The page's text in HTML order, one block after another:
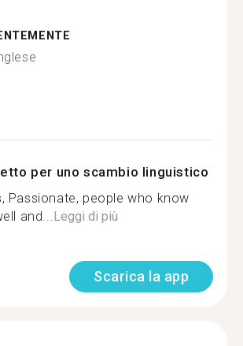
per uno scambio linguistico
Passionate, people who know
and...Leggi di più
Scarica la app